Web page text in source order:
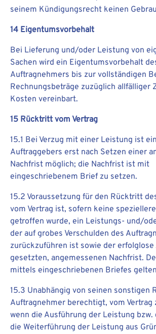
seinem Kündigungsrecht keinen
14 Eigentumsvorbehalt
Bei Lieferung und/oder Leistung von
Sachen wird ein Eigentumsvorbehalt
Auftragnehmers bis zur vollständigen
Rechnungsbeträge zuzüglich allfälliger
Kosten vereinbart.
15 Rücktritt vom Vertrag
15.1 Bei Verzug mit einer Leistung ist
Auftraggebers erst nach Setzen einer
Nachfrist möglich; die Nachfrist ist mit
eingeschriebenem Brief zu setzen.
15.2 Voraussetzung für den Rücktritt
vom Vertrag ist, sofern keine
getroffen wurde, ein Leistungs- und/
der auf grobes Verschulden des
zurückzuführen ist sowie der erfolglose
gesetzten, angemessenen Nachfrist.
mittels eingeschriebenen Briefes
15.3 Unabhängig von seinen sonstigen
Auftragnehmer berechtigt, vom
wenn die Ausführung der Leistung
die Weiterführung der Leistung aus